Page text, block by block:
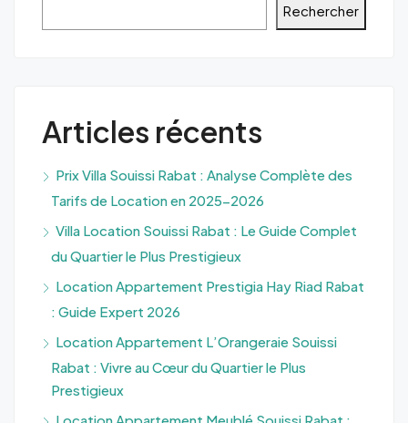
Rechercher
Articles récents
Prix Villa Souissi Rabat : Analyse Complète des
Tarifs de Location en 2025-2026
Villa Location Souissi Rabat : Le Guide Complet
du Quartier le Plus Prestigieux
Location Appartement Prestigia Hay Riad Rabat
: Guide Expert 2026
Location Appartement L’Orangeraie Souissi
Rabat : Vivre au Cœur du Quartier le Plus
Prestigieux